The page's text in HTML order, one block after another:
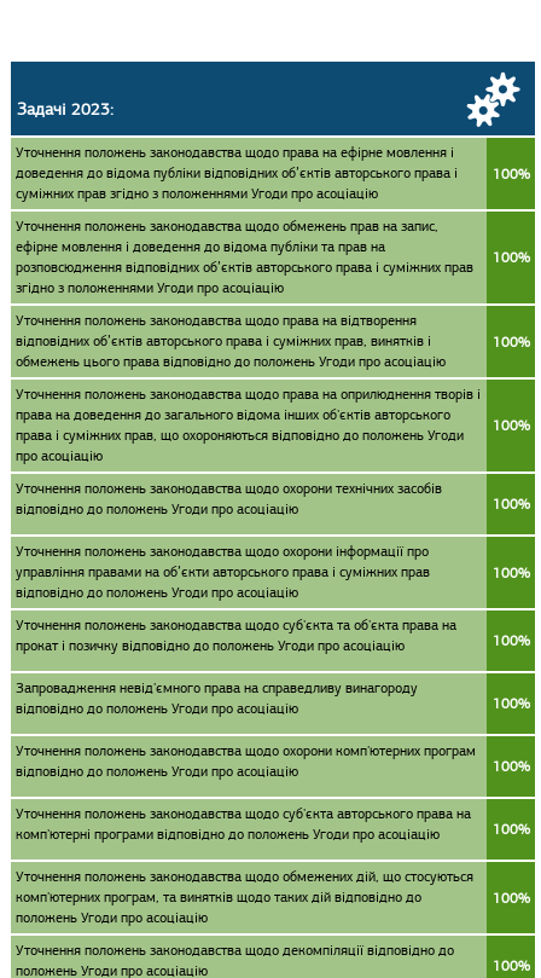
Задачі 2023:
Уточнення положень законодавства щодо права на ефірне мовлення і
доведення до відома публіки відповідних об’єктів авторського права і
суміжних прав згідно з положеннями Угоди про асоціацію
100%
Уточнення положень законодавства щодо обмежень прав на запис,
ефірне мовлення і доведення до відома публіки та прав на
розповсюдження відповідних об’єктів авторського права і суміжних прав
згідно з положеннями Угоди про асоціацію
100%
Уточнення положень законодавства щодо права на відтворення
відповідних об’єктів авторського права і суміжних прав, винятків і
обмежень цього права відповідно до положень Угоди про асоціацію
100%
Уточнення положень законодавства щодо права на оприлюднення творів і
права на доведення до загального відома інших об'єктів авторського
права і суміжних прав, що охороняються відповідно до положень Угоди
про асоціацію
100%
Уточнення положень законодавства щодо охорони технічних засобів
відповідно до положень Угоди про асоціацію
100%
Уточнення положень законодавства щодо охорони інформації про
управління правами на об’єкти авторського права і суміжних прав
відповідно до положень Угоди про асоціацію
100%
Уточнення положень законодавства щодо суб'єкта та об'єкта права на
прокат і позичку відповідно до положень Угоди про асоціацію
100%
Запровадження невід'ємного права на справедливу винагороду
відповідно до положень Угоди про асоціацію
100%
Уточнення положень законодавства щодо охорони комп'ютерних програм
відповідно до положень Угоди про асоціацію
100%
Уточнення положень законодавства щодо суб'єкта авторського права на
комп'ютерні програми відповідно до положень Угоди про асоціацію
100%
Уточнення положень законодавства щодо обмежених дій, що стосуються
комп'ютерних програм, та винятків щодо таких дій відповідно до
положень Угоди про асоціацію
100%
Уточнення положень законодавства щодо декомпіляції відповідно до
положень Угоди про асоціацію
100%